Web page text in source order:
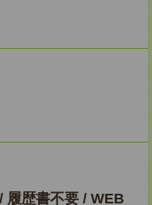
履歴書不要 / WEB